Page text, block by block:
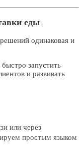
еды
одинаковая и
запустить
и развивать
или через
простым языком